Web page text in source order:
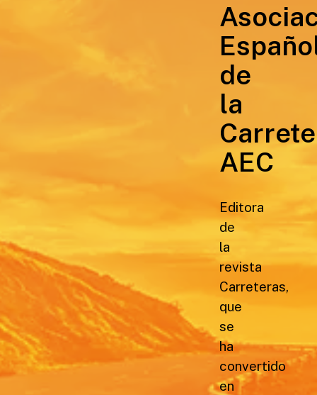
de
la
AEC
Editora
de
la
revista
Carreteras,
que
se
ha
convertido
en